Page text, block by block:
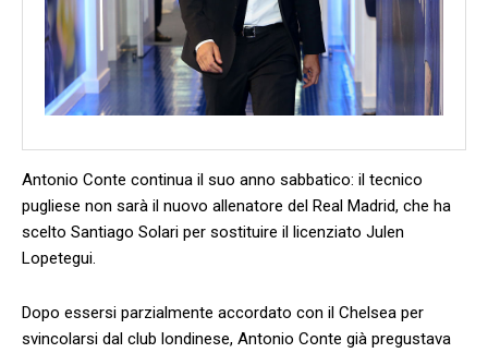
Antonio Conte continua il suo anno sabbatico: il tecnico
pugliese non sarà il nuovo allenatore del Real Madrid, che ha
scelto Santiago Solari per sostituire il licenziato Julen
Lopetegui.
Dopo essersi parzialmente accordato con il Chelsea per
svincolarsi dal club londinese, Antonio Conte già pregustava